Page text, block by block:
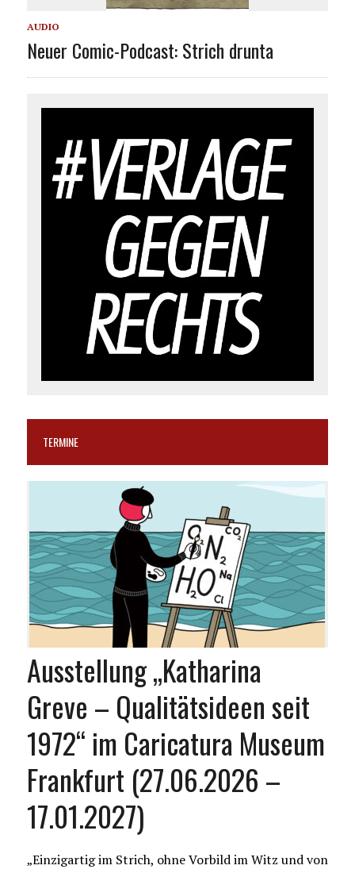
AUDIO
Neuer Comic-Podcast: Strich drunta
TERMINE
Ausstellung „Katharina
Greve – Qualitätsideen seit
1972“ im Caricatura Museum
Frankfurt (27.06.2026 –
17.01.2027)
„Einzigartig im Strich, ohne Vorbild im Witz und von